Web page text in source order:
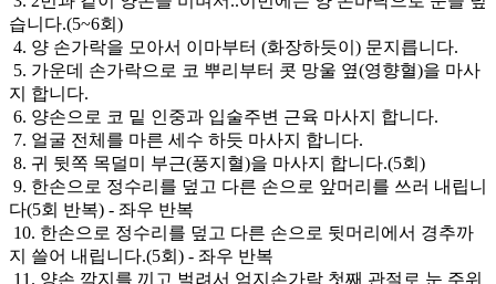
습니다.(5~6회)
4. 양 손가락을 모아서 이마부터 (화장하듯이) 문지릅니다.
5. 가운데 손가락으로 코 뿌리부터 콧 망울 옆(영향혈)을 마사
지 합니다.
6. 양손으로 코 밑 인중과 입술주변 근육 마사지 합니다.
7. 얼굴 전체를 마른 세수 하듯 마사지 합니다.
8. 귀 뒷쪽 목덜미 부근(풍지혈)을 마사지 합니다.(5회)
9. 한손으로 정수리를 덮고 다른 손으로 앞머리를 쓰러 내립니
다(5회 반복) - 좌우 반복
10. 한손으로 정수리를 덮고 다른 손으로 뒷머리에서 경추까
지 쓸어 내립니다.(5회) - 좌우 반복
11. 양손 깍지를 끼고 벌려서 엄지손가락 첫째 관절로 눈 주위